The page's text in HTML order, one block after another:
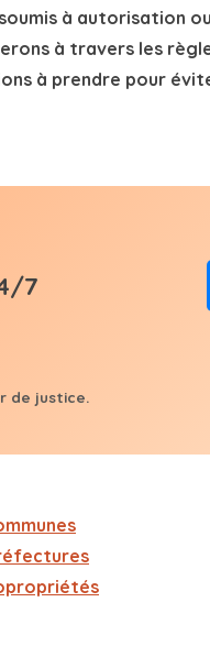
à autorisation
à travers les
à prendre pour
justice.